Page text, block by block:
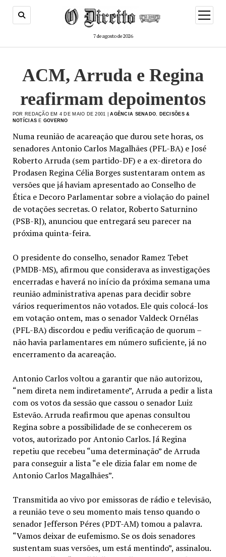
7 de agosto de 2026
menu
de
ACM, Arruda e Regina
reafirmam depoimentos
POR REDAÇÃO EM 4 DE MAIO DE 2001 |AGÊNCIA SENADO
DECISÕES &
NOTÍCIAS E GOVERNO
Numa reunião de acareação que durou sete horas, os
senadores Antonio Carlos Magalhães (PFL-BA) e José
Roberto Arruda (sem partido-DF) e a ex-diretora do
Prodasen Regina Célia Borges sustentaram ontem as
versões que já haviam apresentado ao Conselho de
Ética e Decoro Parlamentar sobre a violação do painel
de votações secretas. O relator, Roberto Saturnino
(PSB-RJ), anunciou que entregará seu parecer na
próxima quinta-feira.
O presidente do conselho, senador Ramez Tebet
(PMDB-MS), afirmou que considerava as investigações
encerradas e haverá no início da próxima semana uma
reunião administrativa apenas para decidir sobre
vários requerimentos não votados. Ele quis colocá-los
em votação ontem, mas o senador Valdeck Ornélas
(PFL-BA) discordou e pediu verificação de quorum –
não havia parlamentares em número suficiente, já no
encerramento da acareação.
Antonio Carlos voltou a garantir que não autorizou,
“nem direta nem indiretamente”, Arruda a pedir a lista
com os votos da sessão que cassou o senador Luiz
Estevão. Arruda reafirmou que apenas consultou
Regina sobre a possibilidade de se conhecerem os
votos, autorizado por Antonio Carlos. Já Regina
repetiu que recebeu “uma determinação” de Arruda
para conseguir a lista “e ele dizia falar em nome de
Antonio Carlos Magalhães”.
Transmitida ao vivo por emissoras de rádio e televisão,
a reunião teve o seu momento mais tenso quando o
senador Jefferson Péres (PDT-AM) tomou a palavra.
“Vamos deixar de eufemismo. Se os dois senadores
sustentam suas versões, um está mentindo”, assinalou.